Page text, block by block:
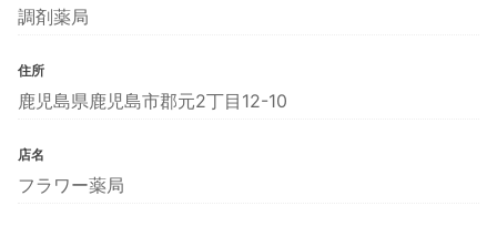
調剤薬局
住所
鹿児島県鹿児島市郡元2丁目12-10
店名
フラワー薬局